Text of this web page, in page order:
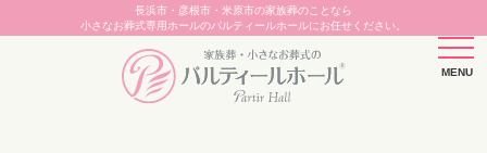
長浜市・彦根市・米原市の家族葬のことなら
小さなお葬式専用ホールのパルティールホールにお任せください。